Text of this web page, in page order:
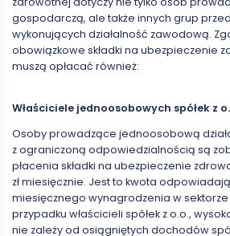
gospodarczą, ale także innych grup
wykonujących działalność zawodową.
obowiązkowe składki na ubezpieczenie
muszą opłacać również:
Właściciele jednoosobowych spółek z
Osoby prowadzące jednoosobową
z ograniczoną odpowiedzialnością są
płacenia składki na ubezpieczenie
zł miesięcznie. Jest to kwota
miesięcznego wynagrodzenia w
przypadku właścicieli spółek z o.o.,
nie zależy od osiągniętych dochodów